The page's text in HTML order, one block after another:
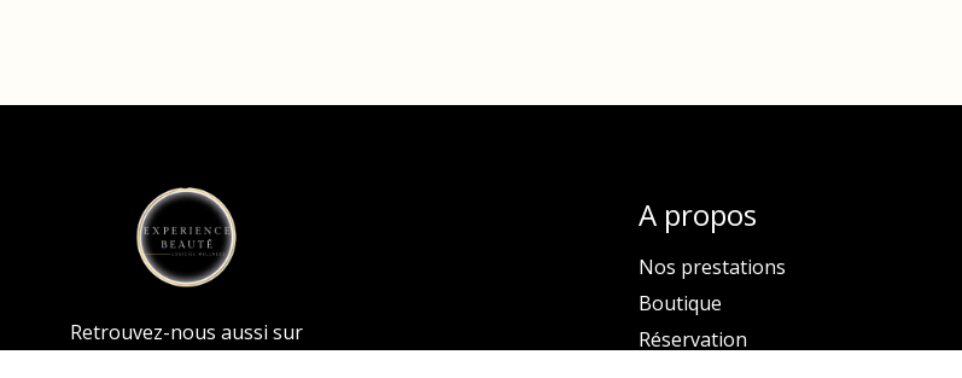
Retrouvez-nous aussi sur
A propos
Nos prestations
Boutique
Réservation